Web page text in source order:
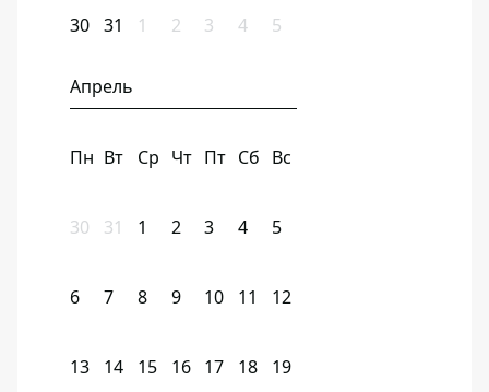
30 31 1 2 3 4 5
Апрель
Пн Вт Ср Чт Пт Сб Вс
30 31 1 2 3 4 5
6 7 8 9 10 11 12
13 14 15 16 17 18 19